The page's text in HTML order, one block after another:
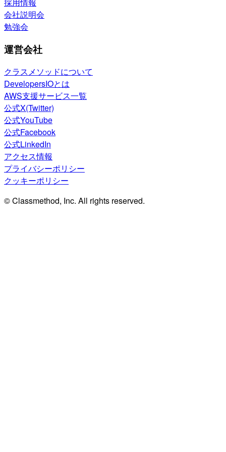
会社説明会
勉強会
運営会社
クラスメソッドについて
DevelopersIOとは
AWS支援サービス一覧
公式X(Twitter)
公式YouTube
公式Facebook
公式LinkedIn
アクセス情報
プライバシーポリシー
クッキーポリシー
© Classmethod, Inc. All rights reserved.